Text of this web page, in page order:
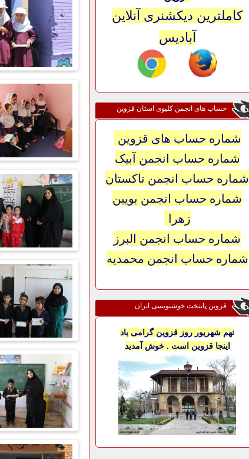
کاملترین دیکشنری آنلاین
آبادیس
حساب های انجمن کلیوی استان قزوین
شماره حساب های قزوین
شماره حساب انجمن آبیک
شماره حساب انجمن تاکستان
شماره حساب انجمن بویین
زهرا
شماره حساب انجمن البرز
شماره حساب انجمن محمدیه
قزوین پایتخت خوشنویسی ایران
نهم شهریور روز قزوین گرامی باد
اینجا قزوین است . خوش آمدید